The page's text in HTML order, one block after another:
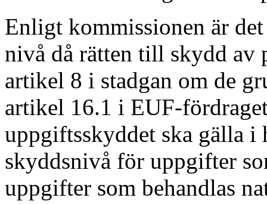
Enligt kommissionen är
nivå då rätten till skydd av
artikel 8 i stadgan om de
artikel 16.1 i EUF-
uppgiftsskyddet ska gälla i
skyddsnivå för uppgifter
uppgifter som behandlas